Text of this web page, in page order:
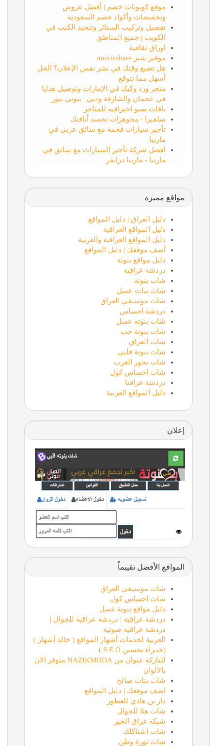
موقع كوبونات خصم | أفضل عروض
وتخفيضات وأكواد خصم السعودية
تفصيل وتركيب الستائر وتنجيد الكنب في
الكويت | جميع المناطق
اوراق ثقافية
موفيز شير movizshare
هل تضيع وقتك في نشر نفس الإعلان؟ الحل
أسهل مما تتوقع
متجر ورد وكيك في الإمارات وتوصيل هدايا
في عجمان والشارقة ودبي | بيوني بيور
باقات سيو احترافيه للمتاجر
سلفيرا - مجوهرات تجسد أناقتك
تأجير سيارات فخمة مع سائق عربى في
ماربيا
افضل شركة تأجير السيارات مع سائق في
ماربيا - ماربيا درايفر
مواقع مميزة
دليل العراق | دليل المواقع
دليل المواقع العراقية
دليل المواقع العراقية والعربية
أضف موقعك | دليل المواقع
دليل مواقع بنوتة
دردشة عراقية
شات بنوتة
شات بنات عسل
شات موسيقى العراق
دردشة احساس
شات بنوتة عسل
شات بنوتة حب
شات العراق
شات بنوتة قلبي
شات بحور العرب
شات احساس كول
دردشة عراقنا
دليل المواقع العربية
إعلان
المواقع الأفضل تقييماً
شات موسيقى العراق
شات احساس كول
دليل مواقع بنوتة عسل
دردشة عراقية | دردشة عراقية للجوال |
دردشة عراقية صوتية
العربية لخدمات أشهار المواقع ( خالد أشهار )
(خبـراء تحسين S E O )
للنازكة عنوان من NAZIKMODA متوفر الان
بالالوان
شات بنات صالح
اضف موقعك | دليل المواقع
دار بن هادي للعطور
شات هلا للجوال
شبكة عراق الخير
شات اشتاكلك
شات ثورة وطن